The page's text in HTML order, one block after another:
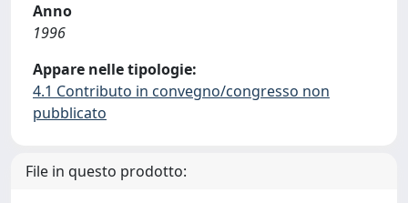
Anno
1996
Appare nelle tipologie:
4.1 Contributo in convegno/congresso non
pubblicato
File in questo prodotto: